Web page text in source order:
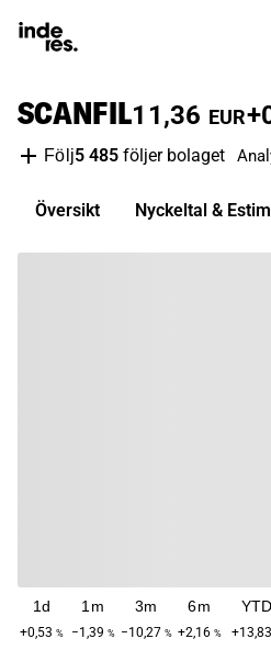
SCANFIL11,36 EUR
Följ5 485 följer bolaget
Översikt Nyckeltal &
1d
+0,53 %
1m
−1,39 %
3m
−10,27 %
6m
+2,16 %
YTD
+13,83